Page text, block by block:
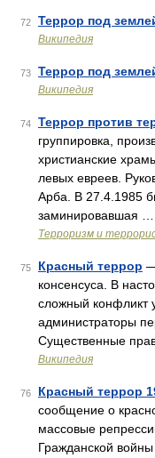
72 Террор под
Википедия
73 Террор под
Википедия
74 Террор против
группировка,
христианские
левых евреев.
Арба. В 27.4.1985
заминировавшая …
Терроризм и
75 Красный террор
консенсуса. В
сложный конфликт
администраторы
Существенные
Википедия
76 Красный террор
сообщение о
массовые
Гражданской войны